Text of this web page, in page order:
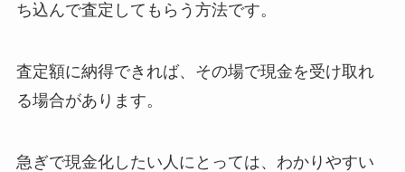
ち込んで査定してもらう方法です。
査定額に納得できれば、その場で現金を受け取れ
る場合があります。
急ぎで現金化したい人にとっては、わかりやすい